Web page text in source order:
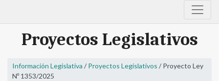
Proyectos Legislativos
Información Legislativa / Proyectos Legislativos / Proyecto Ley
Nº 1353/2025